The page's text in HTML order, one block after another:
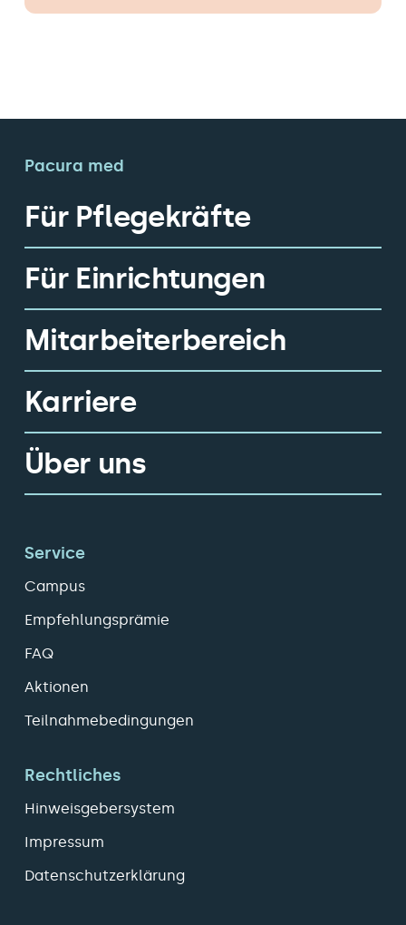
Pacura med
Für Pflegekräfte
Für Einrichtungen
Mitarbeiterbereich
Karriere
Über uns
Service
Campus
Empfehlungsprämie
FAQ
Aktionen
Teilnahmebedingungen
Rechtliches
Hinweisgebersystem
Impressum
Datenschutzerklärung